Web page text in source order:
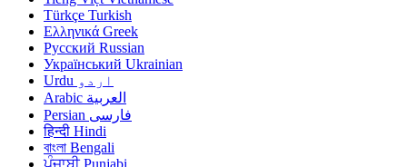
Türkçe Turkish
Ελληνικά Greek
Русский Russian
Український Ukrainian
اردو Urdu
العربية Arabic
فارسی Persian
हिन्दी Hindi
বাংলা Bengali
ਪੰਜਾਬੀ Punjabi